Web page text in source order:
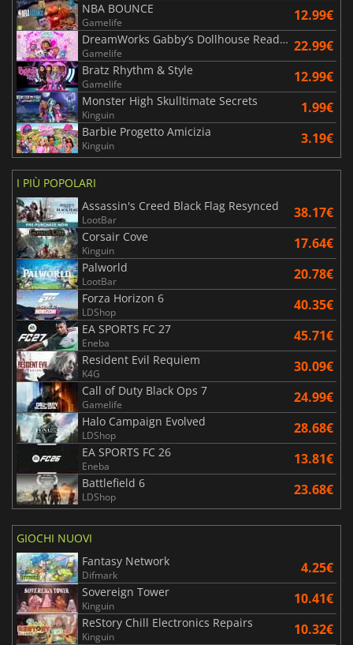
NBA BOUNCE
Gamelife 12.99€
DreamWorks Gabby’s Dollhouse Ready to Party
Gamelife 22.99€
Bratz Rhythm & Style
Gamelife 12.99€
Monster High Skulltimate Secrets
Kinguin 1.99€
Barbie Progetto Amicizia
Kinguin 3.19€
I PIÙ POPOLARI
Assassin's Creed Black Flag Resynced
LootBar 38.17€
Corsair Cove
Kinguin 17.64€
Palworld
LootBar 20.78€
Forza Horizon 6
LDShop 40.35€
EA SPORTS FC 27
Eneba 45.71€
Resident Evil Requiem
K4G 30.09€
Call of Duty Black Ops 7
Gamelife 24.99€
Halo Campaign Evolved
LDShop 28.68€
EA SPORTS FC 26
Eneba 13.81€
Battlefield 6
LDShop 23.68€
GIOCHI NUOVI
Fantasy Network
Difmark 4.25€
Sovereign Tower
Kinguin 10.41€
ReStory Chill Electronics Repairs
Kinguin 10.32€